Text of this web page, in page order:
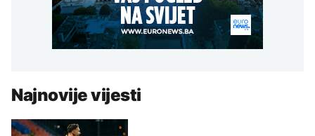
Najnovije vijesti